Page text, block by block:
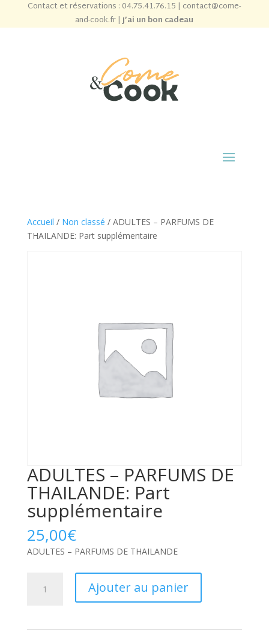
Contact et réservations : 04.75.41.76.15 | contact@come-
and-cook.fr|J’ai un bon cadeau
Accueil / Non classé / ADULTES – PARFUMS DE
THAILANDE: Part supplémentaire
ADULTES – PARFUMS DE
THAILANDE: Part
supplémentaire
25,00€
ADULTES – PARFUMS DE THAILANDE
Ajouter au panier